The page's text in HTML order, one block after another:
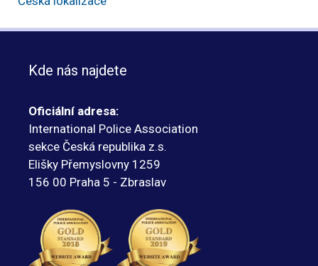
Kde nás najdete
Oficiální adresa:
International Police Association
sekce Česká republika z.s.
Elišky Přemyslovny 1259
156 00 Praha 5 - Zbraslav